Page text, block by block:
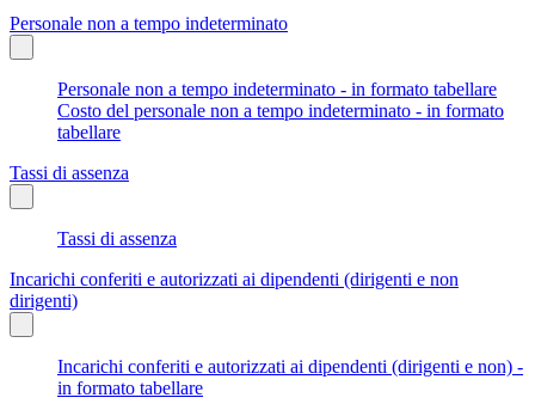
Personale non a tempo indeterminato
Personale non a tempo indeterminato - in formato tabellare
Costo del personale non a tempo indeterminato - in formato
tabellare
Tassi di assenza
Tassi di assenza
Incarichi conferiti e autorizzati ai dipendenti (dirigenti e non
dirigenti)
Incarichi conferiti e autorizzati ai dipendenti (dirigenti e non) -
in formato tabellare